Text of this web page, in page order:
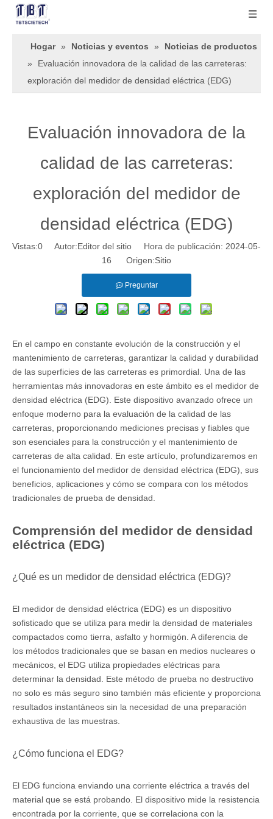
Hogar » Noticias y eventos »
Noticias de productos
»
Evaluación innovadora de la calidad de las carreteras:
exploración del medidor de densidad eléctrica (EDG)
Evaluación innovadora de la
calidad de las carreteras:
exploración del medidor de
densidad eléctrica (EDG)
Vistas:0 Autor:Editor del sitio Hora de publicación: 2024-05-
16 Origen:Sitio
Preguntar
En el campo en constante evolución de la construcción y el
mantenimiento de carreteras, garantizar la calidad y durabilidad
de las superficies de las carreteras es primordial. Una de las
herramientas más innovadoras en este ámbito es el medidor de
densidad eléctrica (EDG). Este dispositivo avanzado ofrece un
enfoque moderno para la evaluación de la calidad de las
carreteras, proporcionando mediciones precisas y fiables que
son esenciales para la construcción y el mantenimiento de
carreteras de alta calidad. En este artículo, profundizaremos en
el funcionamiento del medidor de densidad eléctrica (EDG), sus
beneficios, aplicaciones y cómo se compara con los métodos
tradicionales de prueba de densidad.
Comprensión del medidor de densidad
eléctrica (EDG)
¿Qué es un medidor de densidad eléctrica (EDG)?
El medidor de densidad eléctrica (EDG) es un dispositivo
sofisticado que se utiliza para medir la densidad de materiales
compactados como tierra, asfalto y hormigón. A diferencia de
los métodos tradicionales que se basan en medios nucleares o
mecánicos, el EDG utiliza propiedades eléctricas para
determinar la densidad. Este método de prueba no destructivo
no solo es más seguro sino también más eficiente y proporciona
resultados instantáneos sin la necesidad de una preparación
exhaustiva de las muestras.
¿Cómo funciona el EDG?
El EDG funciona enviando una corriente eléctrica a través del
material que se está probando. El dispositivo mide la resistencia
encontrada por la corriente, que se correlaciona con la